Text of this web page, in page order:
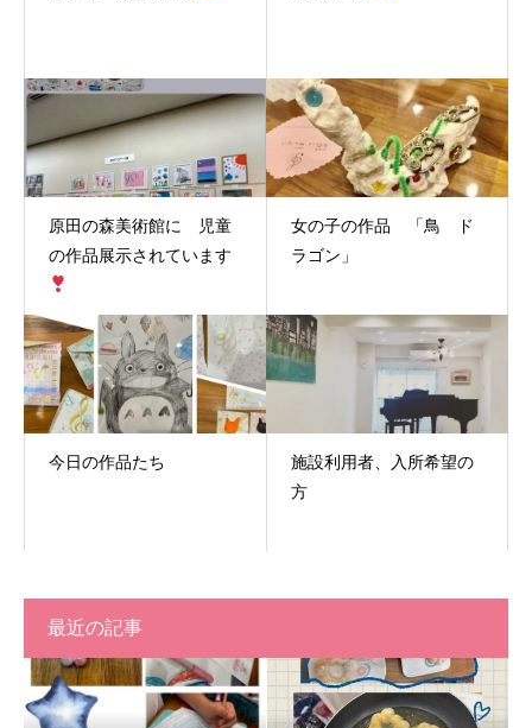
原田の森美術館に 児童
の作品展示されています
女の子の作品 「鳥 ド
ラゴン」
今日の作品たち
施設利用者、入所希望の
方
最近の記事